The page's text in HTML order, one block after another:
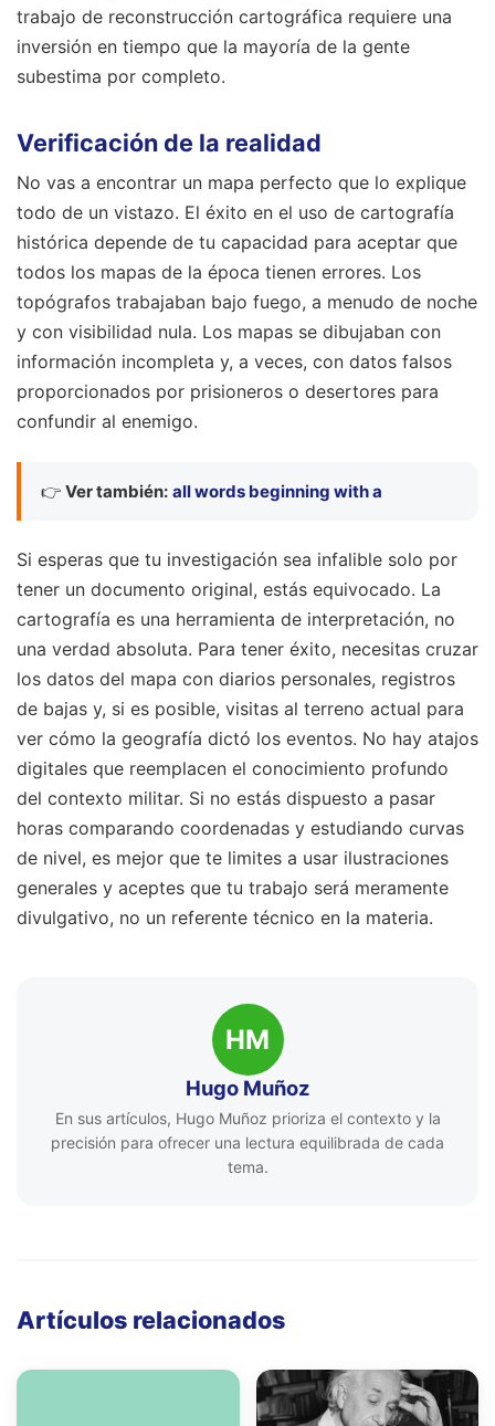
trabajo de reconstrucción cartográfica requiere una
inversión en tiempo que la mayoría de la gente
subestima por completo.
Verificación de la realidad
No vas a encontrar un mapa perfecto que lo explique
todo de un vistazo. El éxito en el uso de cartografía
histórica depende de tu capacidad para aceptar que
todos los mapas de la época tienen errores. Los
topógrafos trabajaban bajo fuego, a menudo de noche
y con visibilidad nula. Los mapas se dibujaban con
información incompleta y, a veces, con datos falsos
proporcionados por prisioneros o desertores para
confundir al enemigo.
👉 Ver también: all words beginning with a
Si esperas que tu investigación sea infalible solo por
tener un documento original, estás equivocado. La
cartografía es una herramienta de interpretación, no
una verdad absoluta. Para tener éxito, necesitas cruzar
los datos del mapa con diarios personales, registros
de bajas y, si es posible, visitas al terreno actual para
ver cómo la geografía dictó los eventos. No hay atajos
digitales que reemplacen el conocimiento profundo
del contexto militar. Si no estás dispuesto a pasar
horas comparando coordenadas y estudiando curvas
de nivel, es mejor que te limites a usar ilustraciones
generales y aceptes que tu trabajo será meramente
divulgativo, no un referente técnico en la materia.
HM
Hugo Muñoz
En sus artículos, Hugo Muñoz prioriza el contexto y la
precisión para ofrecer una lectura equilibrada de cada
tema.
Artículos relacionados